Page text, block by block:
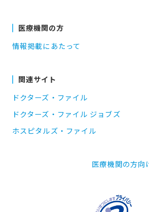
医療機関の方
情報掲載にあたって
関連サイト
ドクターズ・ファイル
ドクターズ・ファイル ジョブズ
ホスピタルズ・ファイル
医療機関の方向